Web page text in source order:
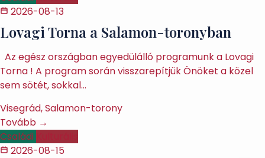
2026-08-13
Lovagi Torna a Salamon-toronyban
Az egész országban egyedülálló programunk a Lovagi
Torna ! A program során visszarepítjük Önöket a közel
sem sötét, sokkal…
Visegrád, Salamon-torony
Tovább →
Családi
2026-08-15